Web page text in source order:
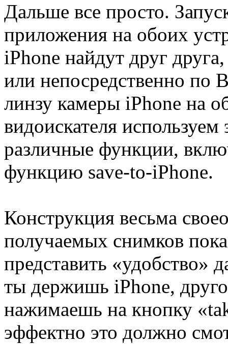
Дальше все просто.
приложения на обоих
iPhone найдут друг
или непосредственно по
линзу камеры iPhone на
видоискателя
различные функции,
функцию save-to-iPhone.
Конструкция весьма
получаемых снимков
представить «удобство»
ты держишь iPhone,
нажимаешь на кнопку
эффектно это должно